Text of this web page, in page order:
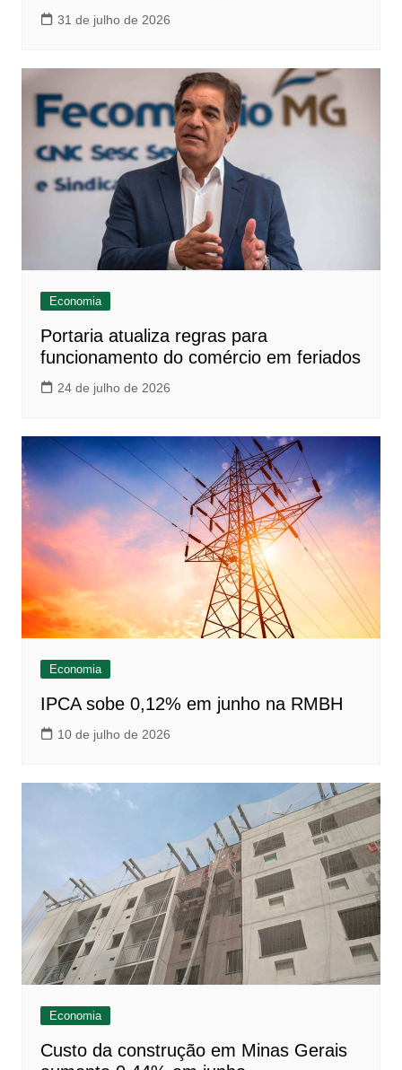
31 de julho de 2026
Economia
Portaria atualiza regras para
funcionamento do comércio em feriados
24 de julho de 2026
Economia
IPCA sobe 0,12% em junho na RMBH
10 de julho de 2026
Economia
Custo da construção em Minas Gerais